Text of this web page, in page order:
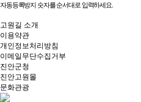
자동등록방지 숫자를 순서대로 입력하세요.
고원길 소개
이용약관
개인정보처리방침
이메일무단수집거부
진안군청
진안고원몰
문화관광